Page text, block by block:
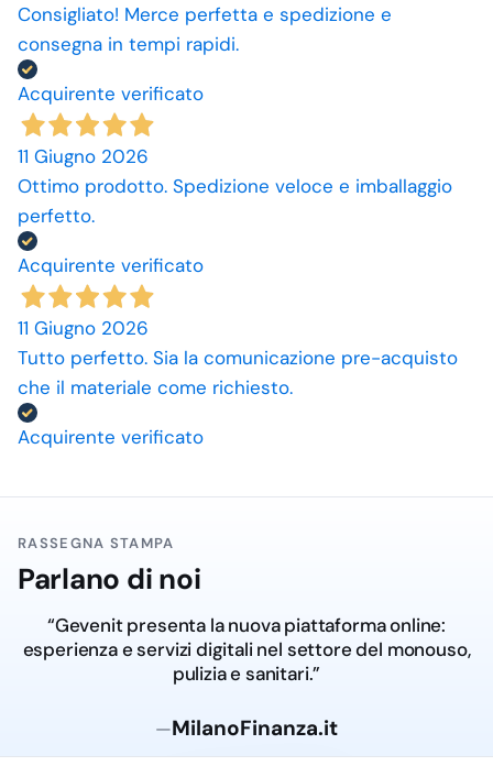
Consigliato! Merce perfetta e spedizione e
consegna in tempi rapidi.
Acquirente verificato
11 Giugno 2026
Ottimo prodotto. Spedizione veloce e imballaggio
perfetto.
Acquirente verificato
11 Giugno 2026
Tutto perfetto. Sia la comunicazione pre-acquisto
che il materiale come richiesto.
Acquirente verificato
RASSEGNA STAMPA
Parlano di noi
“Gevenit presenta la nuova piattaforma online:
esperienza e servizi digitali nel settore del monouso,
pulizia e sanitari.”
—MilanoFinanza.it